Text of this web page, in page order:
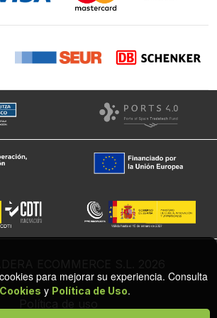
ECOMMERCE S.L. 2026
para mejorar su experiencia. Consulta
y Política de Uso.